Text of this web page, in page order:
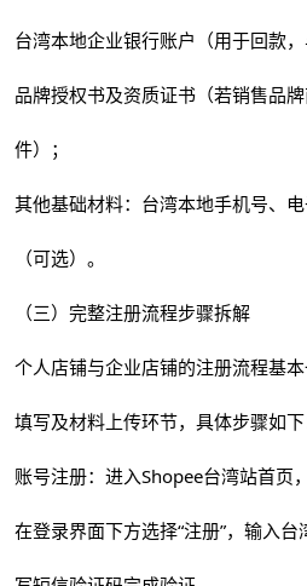
台湾本地企业银行账户（用于回款，
品牌授权书及资质证书（若销售品
件）；
其他基础材料：台湾本地手机号、
（可选）。
（三）完整注册流程步骤拆解
个人店铺与企业店铺的注册流程基
填写及材料上传环节，具体步骤如下
账号注册：进入Shopee台湾站首页
在登录界面下方选择“注册”，输入